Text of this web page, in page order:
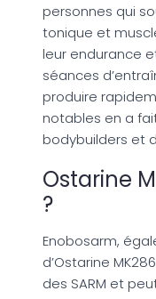
personnes qui
tonique et
leur endurance
séances
produire
notables en a
bodybuilders et
Ostarine
?
Enobosarm,
d’Ostarine
des SARM et